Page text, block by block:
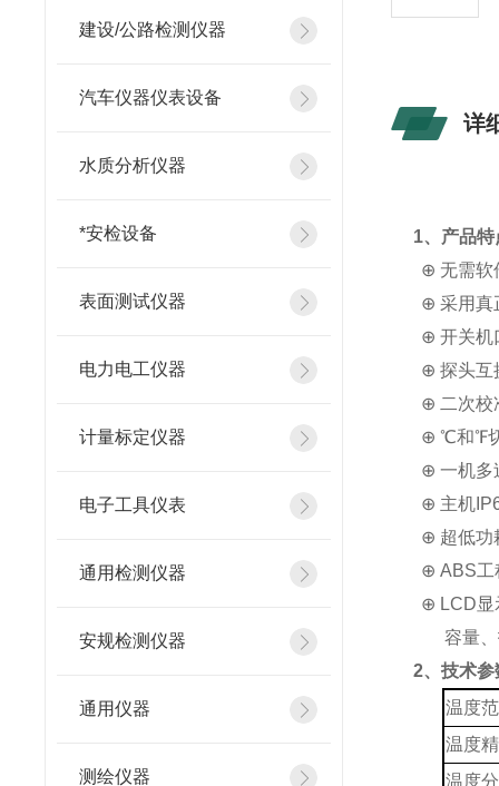
建设/公路检测仪器
汽车仪器仪表设备
水质分析仪器
*安检设备
表面测试仪器
电力电工仪器
计量标定仪器
电子工具仪表
通用检测仪器
安规检测仪器
通用仪器
测绘仪器
详
1、产品特
⊕ 无需软
⊕采用真
⊕开关机
⊕探头互
⊕ 二次校
⊕ ℃和℉
⊕一机多
⊕ 主机
⊕ 超低功
⊕ABS工
⊕ LCD
容量
2、技术参
温度
温度
温度